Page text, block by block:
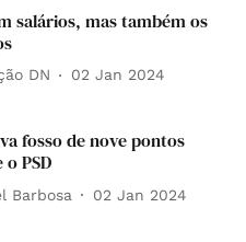
salários, mas também os
DN 02 Jan 2024
fosso de nove pontos
PSD
Barbosa 02 Jan 2024